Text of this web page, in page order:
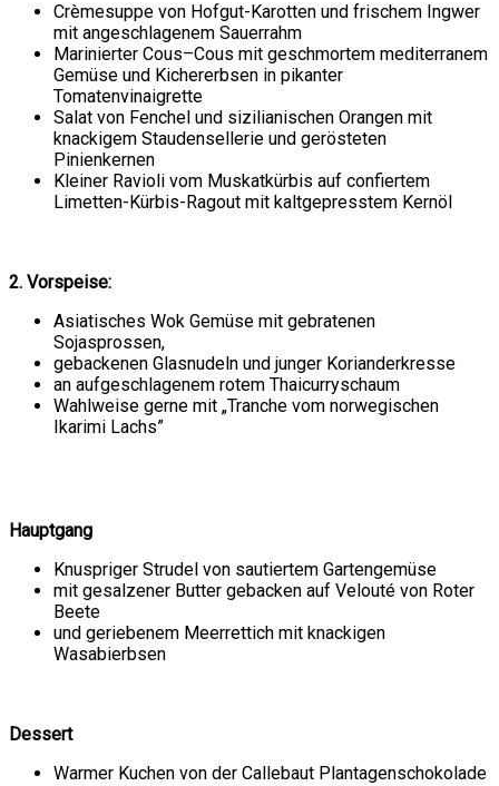
Crèmesuppe von Hofgut-Karotten und frischem Ingwer
mit angeschlagenem Sauerrahm
Marinierter Cous–Cous mit geschmortem mediterranem
Gemüse und Kichererbsen in pikanter
Tomatenvinaigrette
Salat von Fenchel und sizilianischen Orangen mit
knackigem Staudensellerie und gerösteten
Pinienkernen
Kleiner Ravioli vom Muskatkürbis auf confiertem
Limetten-Kürbis-Ragout mit kaltgepresstem Kernöl
2. Vorspeise:
Asiatisches Wok Gemüse mit gebratenen
Sojasprossen,
gebackenen Glasnudeln und junger Korianderkresse
an aufgeschlagenem rotem Thaicurryschaum
Wahlweise gerne mit „Tranche vom norwegischen
Ikarimi Lachs”
Hauptgang
Knuspriger Strudel von sautiertem Gartengemüse
mit gesalzener Butter gebacken auf Velouté von Roter
Beete
und geriebenem Meerrettich mit knackigen
Wasabierbsen
Dessert
Warmer Kuchen von der Callebaut Plantagenschokolade